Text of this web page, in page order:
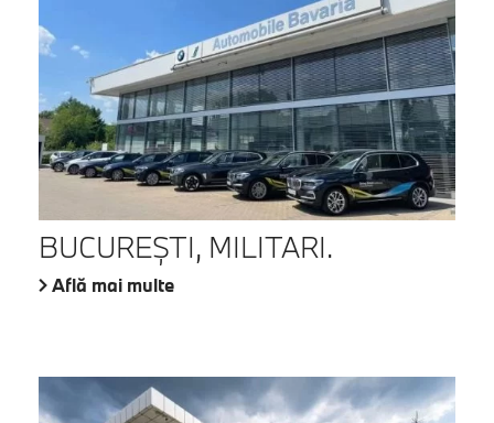
BUCUREŞTI, MILITARI.
Află mai multe